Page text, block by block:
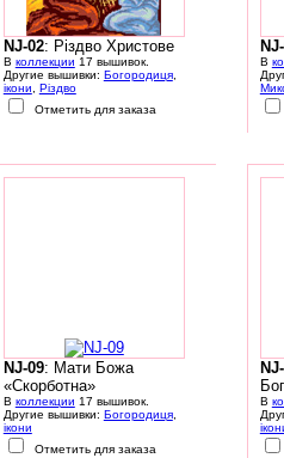
NJ-02: Різдво Христове
В коллекции 17 вышивок.
Другие вышивки: Богородиця,
ікони, Різдво
Отметить для заказа
В
NJ-09: Мати Божа
«Скорботна»
В коллекции 17 вышивок.
Другие вышивки: Богородиця,
ікони
Отметить для заказа
В